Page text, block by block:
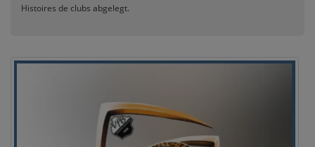
Histoires de clubs abgelegt.